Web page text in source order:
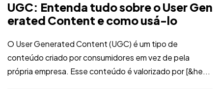
UGC: Entenda tudo sobre o User Gen
erated Content e como usá-lo
O User Generated Content (UGC) é um tipo de
conteúdo criado por consumidores em vez de pela
própria empresa. Esse conteúdo é valorizado por [&he...